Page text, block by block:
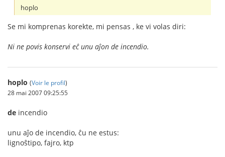
hoplo
Se mi komprenas korekte, mi pensas , ke vi volas diri:
Ni ne povis konservi eĉ unu aĵon de incendio.
hoplo (Voir le profil)
28 mai 2007 09:25:55
de incendio
unu aĵo de incendio, ĉu ne estus:
lignoŝtipo, fajro, ktp